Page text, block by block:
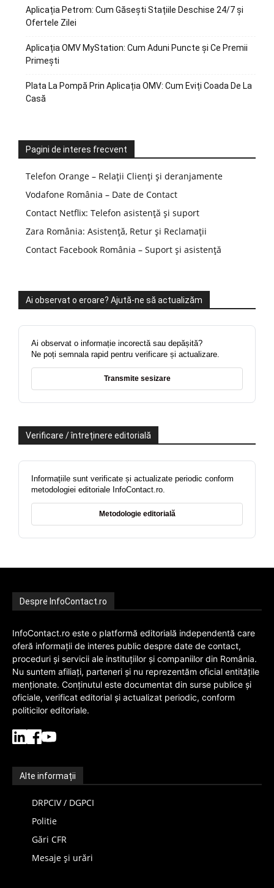
Aplicația Petrom: Cum Găsești Stațiile Deschise 24/7 și
Ofertele Zilei
Aplicația OMV MyStation: Cum Aduni Puncte și Ce Premii
Primești
Plata La Pompă Prin Aplicația OMV: Cum Eviți Coada De La
Casă
Pagini de interes frecvent
Telefon Orange – Relații Clienți și deranjamente
Vodafone România – Date de Contact
Contact Netflix: Telefon asistență și suport
Zara România: Asistență, Retur și Reclamații
Contact Facebook România – Suport și asistență
Ai observat o eroare? Ajută-ne să actualizăm
Ai observat o informație incorectă sau depășită?
Ne poți semnala rapid pentru verificare și actualizare.
Transmite sesizare
Verificare / întreținere editorială
Informațiile sunt verificate și actualizate periodic conform
metodologiei editoriale InfoContact.ro.
Metodologie editorială
Despre InfoContact.ro
InfoContact.ro este o platformă editorială independentă care
oferă informații de interes public despre date de contact,
proceduri și servicii ale instituțiilor și companiilor din România.
Nu suntem afiliați, parteneri și nu reprezentăm oficial entitățile
menționate. Conținutul este documentat din surse publice și
oficiale, verificat editorial și actualizat periodic, conform
politicilor editoriale.
Alte informații
DRPCIV / DGPCI
Politie
Gări CFR
Mesaje și urări